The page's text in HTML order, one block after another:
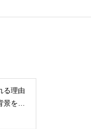
る理由
景を解